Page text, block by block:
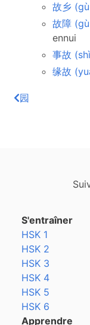
故乡
故障
ennui
事故
缘故
园
S'entraîner
HSK 1
HSK 2
HSK 3
HSK 4
HSK 5
HSK 6
Apprendre